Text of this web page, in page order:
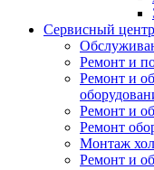
Сервисный центр
Ремонт и
Ремонт и
Ремонт и
Ремонт
Монтаж
Ремонт и